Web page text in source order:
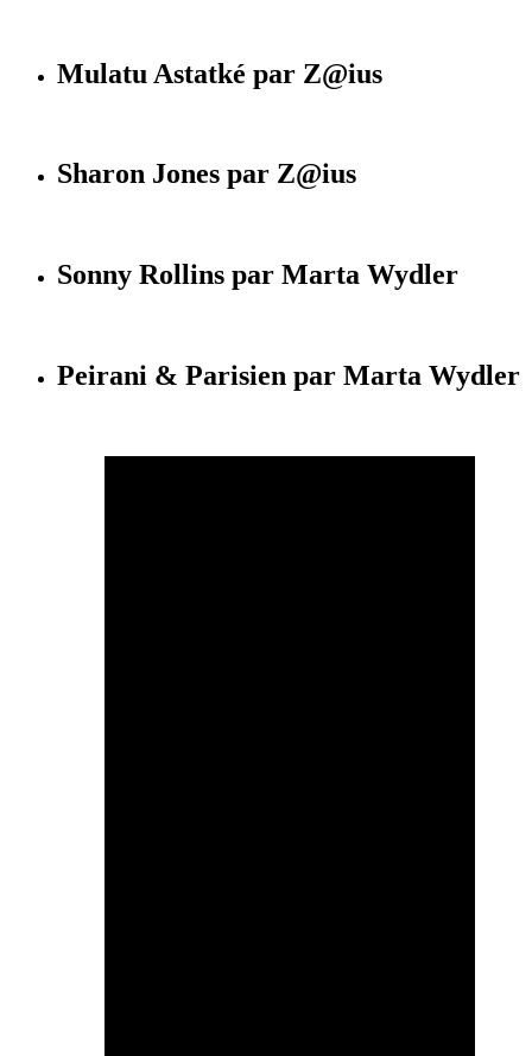
Mulatu Astatké par Z@ius
Sharon Jones par Z@ius
Sonny Rollins par Marta Wydler
Peirani & Parisien par Marta Wydler